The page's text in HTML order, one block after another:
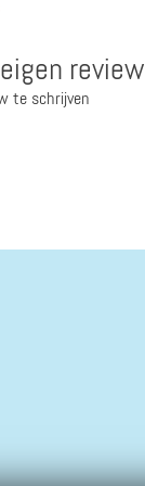
review
te schrijven